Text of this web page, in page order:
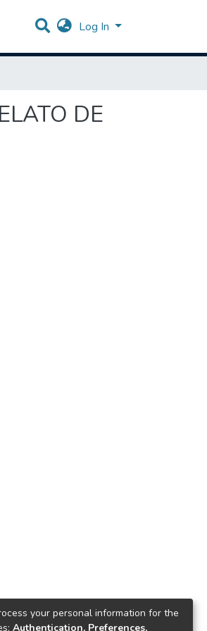
Log In
DE
your personal information for the
Authentication, Preferences,